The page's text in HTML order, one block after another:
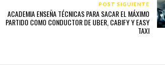
POST SIGUIENTE
ACADEMIA ENSEÑA TÉCNICAS PARA SACAR EL MÁXIMO
PARTIDO COMO CONDUCTOR DE UBER, CABIFY Y EASY
TAXI